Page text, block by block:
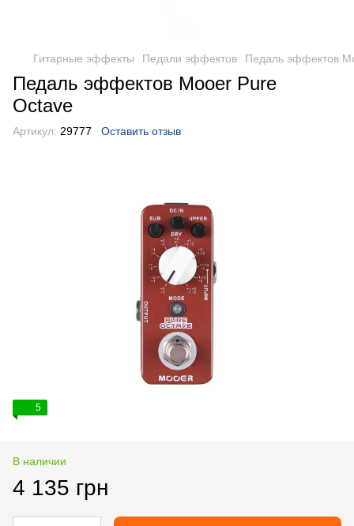
Гитарные эффекты Педали эффектов Педаль эффектов
Педаль эффектов Mooer Pure
Octave
Артикул: 29777 Оставить отзыв
5
В наличии
4 135 грн